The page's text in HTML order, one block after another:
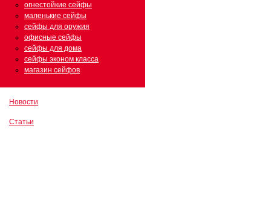
огнестойкие сейфы
маленькие сейфы
сейфы для оружия
офисные сейфы
сейфы для дома
сейфы эконом класса
магазин сейфов
Новости
Статьи